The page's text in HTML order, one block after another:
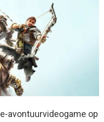
avontuurvideogame op